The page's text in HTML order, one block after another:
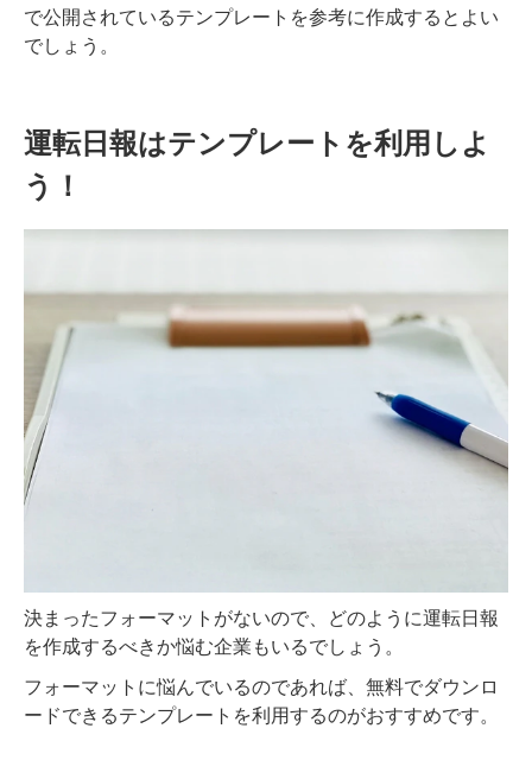
で公開されているテンプレートを参考に作成するとよい
でしょう。
運転日報はテンプレートを利用しよ
う！
決まったフォーマットがないので、どのように運転日報
を作成するべきか悩む企業もいるでしょう。
フォーマットに悩んでいるのであれば、無料でダウンロ
ードできるテンプレートを利用するのがおすすめです。